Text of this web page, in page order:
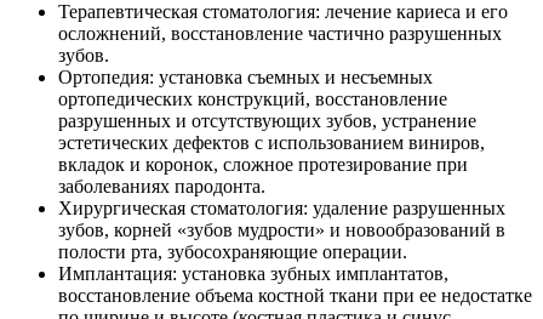
Терапевтическая стоматология: лечение кариеса и его
осложнений, восстановление частично разрушенных
зубов.
Ортопедия: установка съемных и несъемных
ортопедических конструкций, восстановление
разрушенных и отсутствующих зубов, устранение
эстетических дефектов с использованием виниров,
вкладок и коронок, сложное протезирование при
заболеваниях пародонта.
Хирургическая стоматология: удаление разрушенных
зубов, корней «зубов мудрости» и новообразований в
полости рта, зубосохраняющие операции.
Имплантация: установка зубных имплантатов,
восстановление объема костной ткани при ее недостатке